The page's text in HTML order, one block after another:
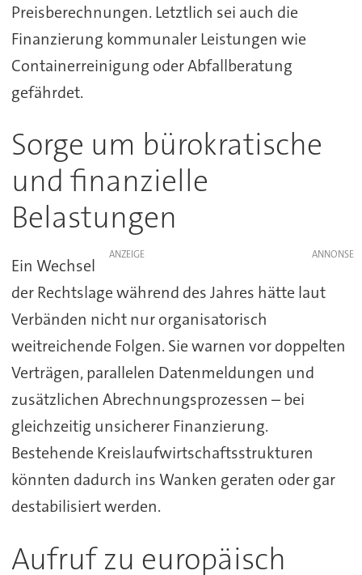
Preisberechnungen. Letztlich sei auch die
Finanzierung kommunaler Leistungen wie
Containerreinigung oder Abfallberatung
gefährdet.
Sorge um bürokratische
und finanzielle
Belastungen
ANZEIGE
Ein Wechsel
der Rechtslage während des Jahres hätte laut
Verbänden nicht nur organisatorisch
weitreichende Folgen. Sie warnen vor doppelten
Verträgen, parallelen Datenmeldungen und
zusätzlichen Abrechnungsprozessen – bei
gleichzeitig unsicherer Finanzierung.
Bestehende Kreislaufwirtschaftsstrukturen
könnten dadurch ins Wanken geraten oder gar
destabilisiert werden.
Aufruf zu europäisch